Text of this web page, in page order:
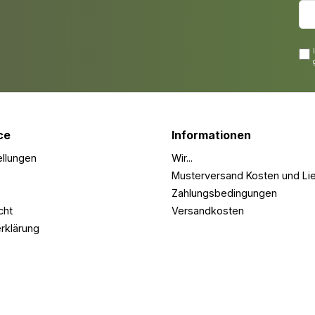
Informationen
Wir...
Musterversand Kosten und
Zahlungsbedingungen
Versandkosten